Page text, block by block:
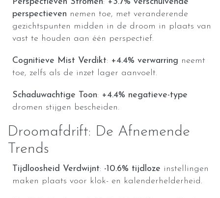
perspectieven nemen toe, met veranderende
gezichtspunten midden in de droom in plaats van
vast te houden aan één perspectief.
Cognitieve Mist Verdikt: +4.4% verwarring neemt
toe, zelfs als de inzet lager aanvoelt.
Schaduwachtige Toon: +4.4% negatieve-type
dromen stijgen bescheiden.
Droomafdrift: De Afnemende
Trends
Tijdloosheid Verdwijnt: -10.6% tijdloze instellingen
maken plaats voor klok- en kalenderhelderheid.